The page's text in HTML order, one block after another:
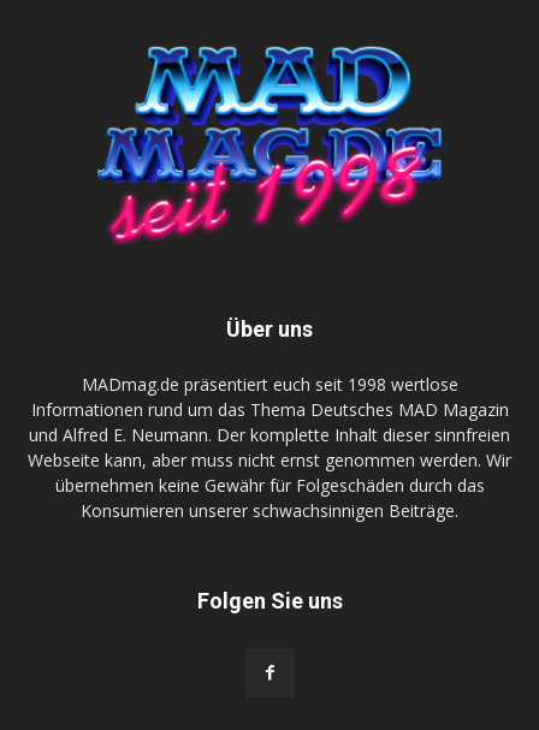
Über uns
MADmag.de präsentiert euch seit 1998 wertlose
Informationen rund um das Thema Deutsches MAD Magazin
und Alfred E. Neumann. Der komplette Inhalt dieser sinnfreien
Webseite kann, aber muss nicht ernst genommen werden. Wir
übernehmen keine Gewähr für Folgeschäden durch das
Konsumieren unserer schwachsinnigen Beiträge.
Folgen Sie uns